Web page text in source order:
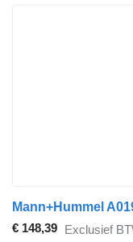
€ 148,39 Exclusief